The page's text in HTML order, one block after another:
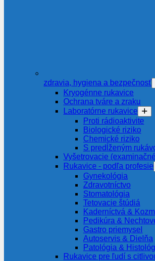
zdravia, hygiena a bezpečnosť
Kryogénne rukavice
Ochrana tváre a zraku
Laboratórne rukavice
Proti rádioaktivite
Biologické riziko
Chemické riziko
S predĺženým
Vyšetrovacie
Rukavice - podľa profesie
Gynekológia
Zdravotníctvo
Stomatológia
Tetovacie štúdiá
Kaderníctvá &
Pedikúra &
Gastro priemysel
Autoservis & Dielňa
Patológia &
Rukavice pre ľudí s